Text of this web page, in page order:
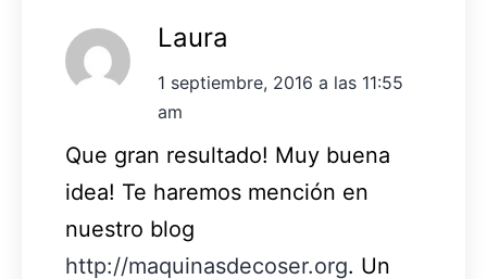
Laura
1 septiembre, 2016 a las 11:55
am
Que gran resultado! Muy buena
idea! Te haremos mención en
nuestro blog
http://maquinasdecoser.org. Un